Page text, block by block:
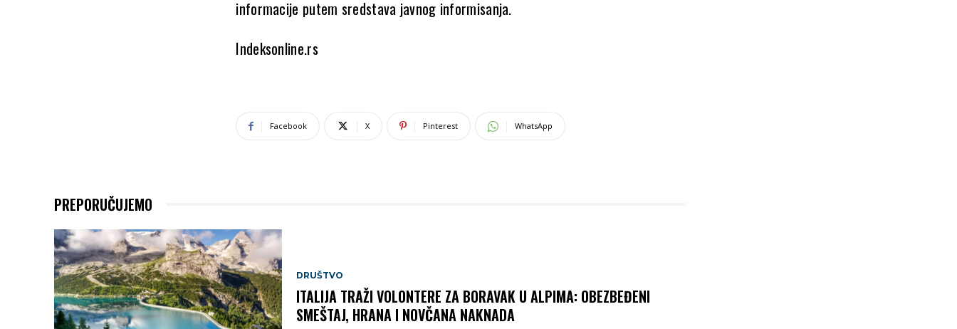
informacije putem sredstava javnog informisanja.
Indeksonline.rs
Facebook X Pinterest WhatsApp
PREPORUČUJEMO
DRUŠTVO
ITALIJA TRAŽI VOLONTERE ZA BORAVAK U ALPIMA: OBEZBEĐENI
SMEŠTAJ, HRANA I NOVČANA NAKNADA